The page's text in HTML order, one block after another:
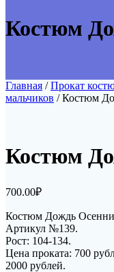
Костюм
Главная /Прокат
мальчиков / Костюм
Костюм
700.00₽
Костюм Дождь
Артикул №139.
Рост: 104-134.
Цена проката: 700
2000 рублей.